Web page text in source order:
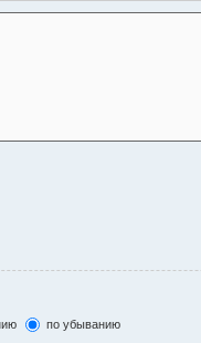
по убыванию